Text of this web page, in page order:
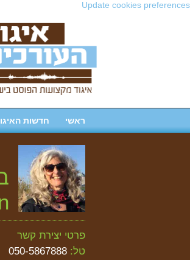
Update cookies preferences
ראשי חדשות
פרטי יצירת קשר
טל: 050-5867888